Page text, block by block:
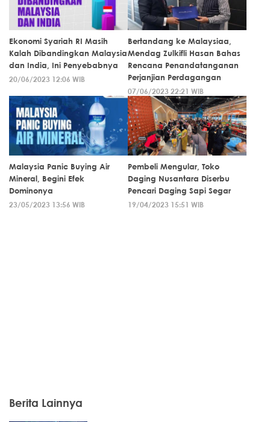
Ekonomi Syariah RI Masih
Kalah Dibandingkan Malaysia
dan India, Ini Penyebabnya
20/06/2023 12:06 WIB
Bertandang ke Malaysiaa,
Mendag Zulkifli Hasan Bahas
Rencana Penandatanganan
Perjanjian Perdagangan
07/06/2023 22:21 WIB
Malaysia Panic Buying Air
Mineral, Begini Efek
Dominonya
23/05/2023 13:56 WIB
Pembeli Mengular, Toko
Daging Nusantara Diserbu
Pencari Daging Sapi Segar
19/04/2023 15:51 WIB
Berita Lainnya